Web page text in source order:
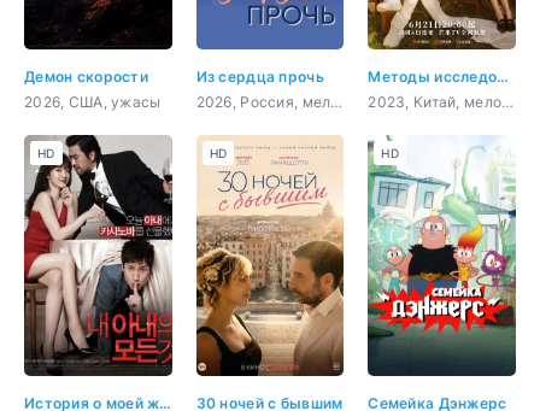
Демон скорости
2026, США, ужасы
Из сердца прочь
2026, Россия, мелодрама
Методы исследования любви
2023, Китай, мелодрама, комедия, детектив
История о моей жене
HD
30 ночей с бывшим
HD
Семейка Дэнжерс
HD